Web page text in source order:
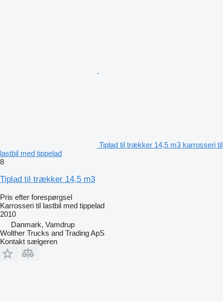
Tiplad til trækker 14,5 m3 karrosseri til
lastbil med tippelad
8
Tiplad til trækker 14,5 m3
Pris efter forespørgsel
Karrosseri til lastbil med tippelad
2010
Danmark, Vamdrup
Wolther Trucks and Trading ApS
Kontakt sælgeren